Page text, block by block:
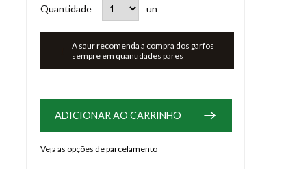
Quantidade
A saur recomenda a compra dos garfos
sempre em quantidades pares
ADICIONAR AO CARRINHO
Cartão